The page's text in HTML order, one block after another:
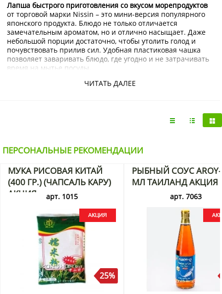
ЧИТАТЬ ДАЛЕЕ
Лапша быстрого приготовления со вкусом морепродуктов
от торговой марки Nissin – это мини-версия популярного
японского продукта. Блюдо не только отличается
замечательным ароматом, но и отлично насыщает. Даже
небольшой порции достаточно, чтобы утолить голод и
почувствовать прилив сил. Удобная пластиковая чашка
позволяет заваривать блюдо, где угодно и не затрачивать
время на мытье посуды.
Купить лапшу быстрого приготовления со вкусом
ПЕРСОНАЛЬНЫЕ РЕКОМЕНДАЦИИ
МУКА РИСОВАЯ КИТАЙ
(400 ГР.) (ЧАПСАЛЬ КАРУ)
АКЦИЯ
арт. 1015
25%
РЫБНЫЙ СОУС AROY-
МЛ ТАИЛАНД АКЦИЯ
арт. 7063